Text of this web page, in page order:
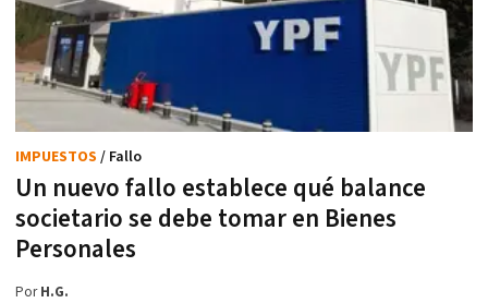
Un nuevo fallo establece qué balance
societario se debe tomar en Bienes
Personales
IMPUESTOS / Fallo
PorH.G.